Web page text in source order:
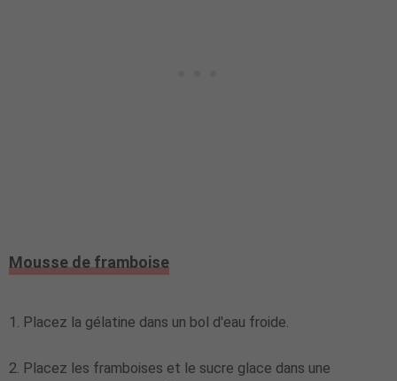
Mousse de framboise
1. Placez la gélatine dans un bol d'eau froide.
2. Placez les framboises et le sucre glace dans une